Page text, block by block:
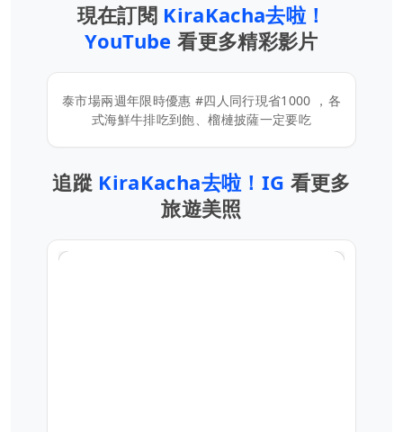
現在訂閱 KiraKacha去啦！
YouTube看更多精彩影片
泰市場兩週年限時優惠 #四人同行現省1000 ，各
式海鮮牛排吃到飽、榴槤披薩一定要吃
追蹤 KiraKacha去啦！IG 看更多
旅遊美照